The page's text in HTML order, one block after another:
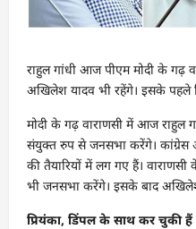
राहुल गांधी आज पीएम मोदी के गढ़
अखिलेश यादव भी रहेंगे। इसके पहले
मोदी के गढ़ वाराणसी में आज राहुल
संयुक्त रुप से जनसभा करेंगे।
की तैयारियों में लग गए हैं।
भी जनसभा करेंगे। इसके बाद
प्रियंका, डिंपल के साथ कर चुकी हैं